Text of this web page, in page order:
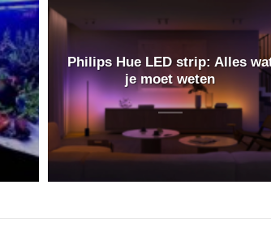
Philips Hue LED strip: Alles
je moet weten